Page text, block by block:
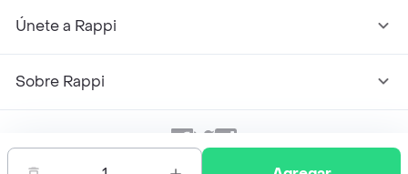
Únete a Rappi
Sobre Rappi
Facebook
TwitterInstagram